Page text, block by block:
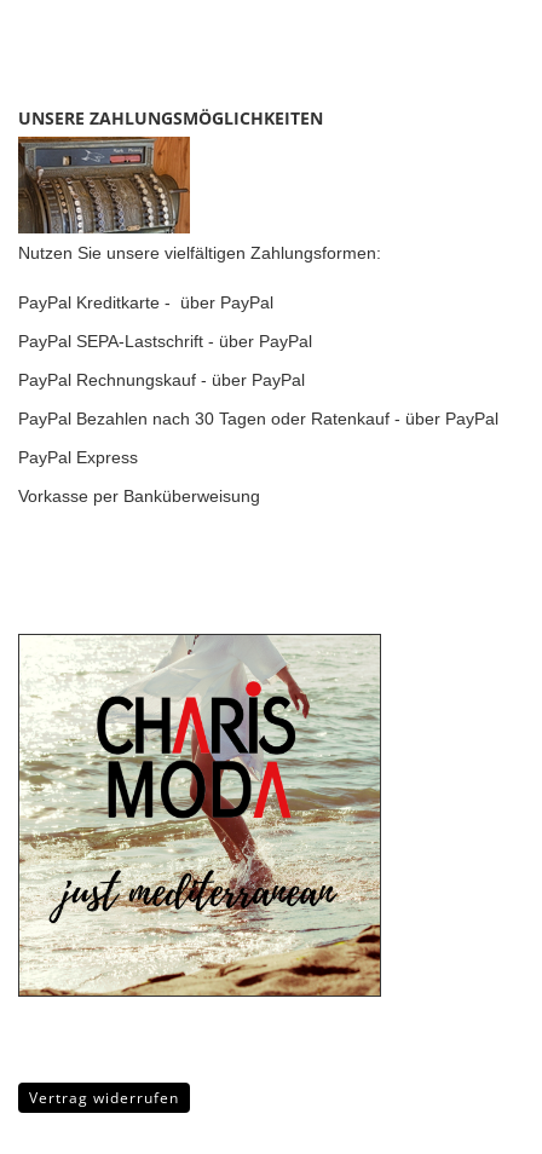
UNSERE ZAHLUNGSMÖGLICHKEITEN
Nutzen Sie unsere vielfältigen Zahlungsformen:
PayPal Kreditkarte - über PayPal
PayPal SEPA-Lastschrift - über PayPal
PayPal Rechnungskauf - über PayPal
PayPal Bezahlen nach 30 Tagen oder Ratenkauf - über PayPal
PayPal Express
Vorkasse per Banküberweisung
Vertrag widerrufen